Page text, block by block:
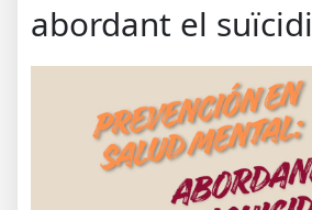
abordant el suïcidi